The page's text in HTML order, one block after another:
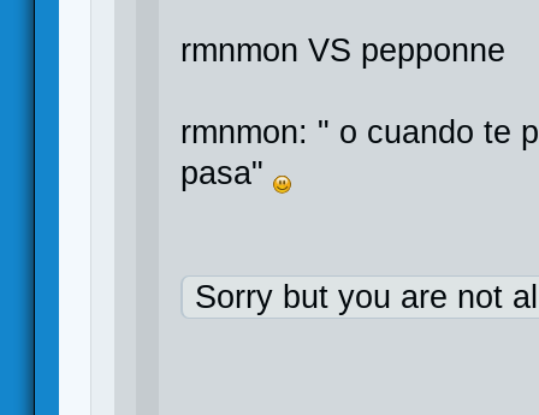
rmnmon VS pepponne
rmnmon: " o cuando te
pasa"
Sorry but you are not